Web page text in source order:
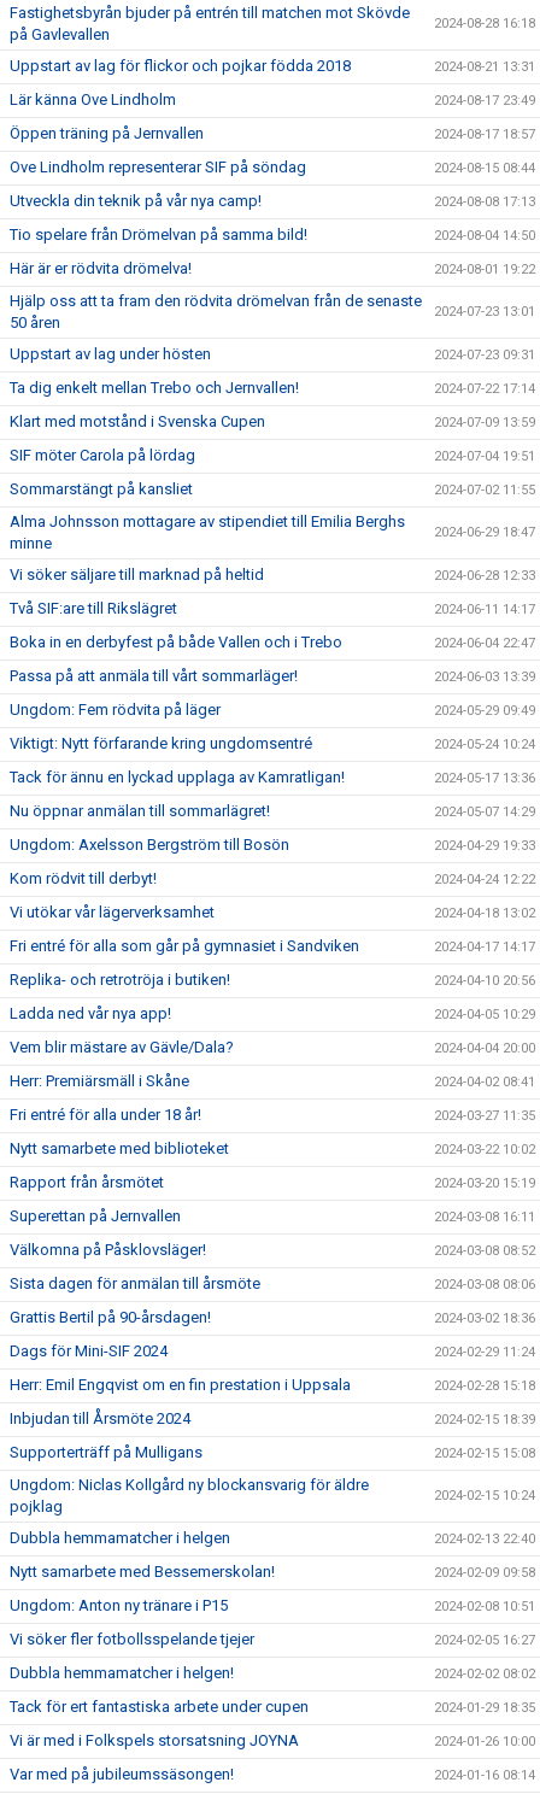
Fastighetsbyrån bjuder på entrén till matchen mot Skövde
på Gavlevallen
2024-08-28 16:18
Uppstart av lag för flickor och pojkar födda 2018 2024-08-21 13:31
Lär känna Ove Lindholm 2024-08-17 23:49
Öppen träning på Jernvallen 2024-08-17 18:57
Ove Lindholm representerar SIF på söndag 2024-08-15 08:44
Utveckla din teknik på vår nya camp! 2024-08-08 17:13
Tio spelare från Drömelvan på samma bild! 2024-08-04 14:50
Här är er rödvita drömelva! 2024-08-01 19:22
Hjälp oss att ta fram den rödvita drömelvan från de senaste
50 åren
2024-07-23 13:01
Uppstart av lag under hösten 2024-07-23 09:31
Ta dig enkelt mellan Trebo och Jernvallen! 2024-07-22 17:14
Klart med motstånd i Svenska Cupen 2024-07-09 13:59
SIF möter Carola på lördag 2024-07-04 19:51
Sommarstängt på kansliet 2024-07-02 11:55
Alma Johnsson mottagare av stipendiet till Emilia Berghs
minne
2024-06-29 18:47
Vi söker säljare till marknad på heltid 2024-06-28 12:33
Två SIF:are till Rikslägret 2024-06-11 14:17
Boka in en derbyfest på både Vallen och i Trebo 2024-06-04 22:47
Passa på att anmäla till vårt sommarläger! 2024-06-03 13:39
Ungdom: Fem rödvita på läger 2024-05-29 09:49
Viktigt: Nytt förfarande kring ungdomsentré 2024-05-24 10:24
Tack för ännu en lyckad upplaga av Kamratligan! 2024-05-17 13:36
Nu öppnar anmälan till sommarlägret! 2024-05-07 14:29
Ungdom: Axelsson Bergström till Bosön 2024-04-29 19:33
Kom rödvit till derbyt! 2024-04-24 12:22
Vi utökar vår lägerverksamhet 2024-04-18 13:02
Fri entré för alla som går på gymnasiet i Sandviken 2024-04-17 14:17
Replika- och retrotröja i butiken! 2024-04-10 20:56
Ladda ned vår nya app! 2024-04-05 10:29
Vem blir mästare av Gävle/Dala? 2024-04-04 20:00
Herr: Premiärsmäll i Skåne 2024-04-02 08:41
Fri entré för alla under 18 år! 2024-03-27 11:35
Nytt samarbete med biblioteket 2024-03-22 10:02
Rapport från årsmötet 2024-03-20 15:19
Superettan på Jernvallen 2024-03-08 16:11
Välkomna på Påsklovsläger! 2024-03-08 08:52
Sista dagen för anmälan till årsmöte 2024-03-08 08:06
Grattis Bertil på 90-årsdagen! 2024-03-02 18:36
Dags för Mini-SIF 2024 2024-02-29 11:24
Herr: Emil Engqvist om en fin prestation i Uppsala 2024-02-28 15:18
Inbjudan till Årsmöte 2024 2024-02-15 18:39
Supporterträff på Mulligans 2024-02-15 15:08
Ungdom: Niclas Kollgård ny blockansvarig för äldre
pojklag
2024-02-15 10:24
Dubbla hemmamatcher i helgen 2024-02-13 22:40
Nytt samarbete med Bessemerskolan! 2024-02-09 09:58
Ungdom: Anton ny tränare i P15 2024-02-08 10:51
Vi söker fler fotbollsspelande tjejer 2024-02-05 16:27
Dubbla hemmamatcher i helgen! 2024-02-02 08:02
Tack för ert fantastiska arbete under cupen 2024-01-29 18:35
Vi är med i Folkspels storsatsning JOYNA 2024-01-26 10:00
Var med på jubileumssäsongen! 2024-01-16 08:14